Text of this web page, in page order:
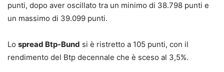
punti, dopo aver oscillato tra un minimo di 38.798 punti e
un massimo di 39.099 punti.
Lo spread Btp-Bund si è ristretto a 105 punti, con il
rendimento del Btp decennale che è sceso al 3,5%.